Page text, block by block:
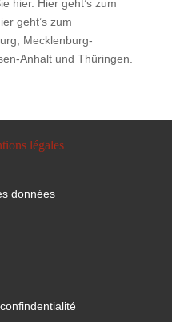
hier. Hier geht’s zum
geht’s zum
Mecklenburg-
Anhalt und Thüringen.
légales
données